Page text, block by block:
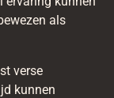
als
verse
kunnen